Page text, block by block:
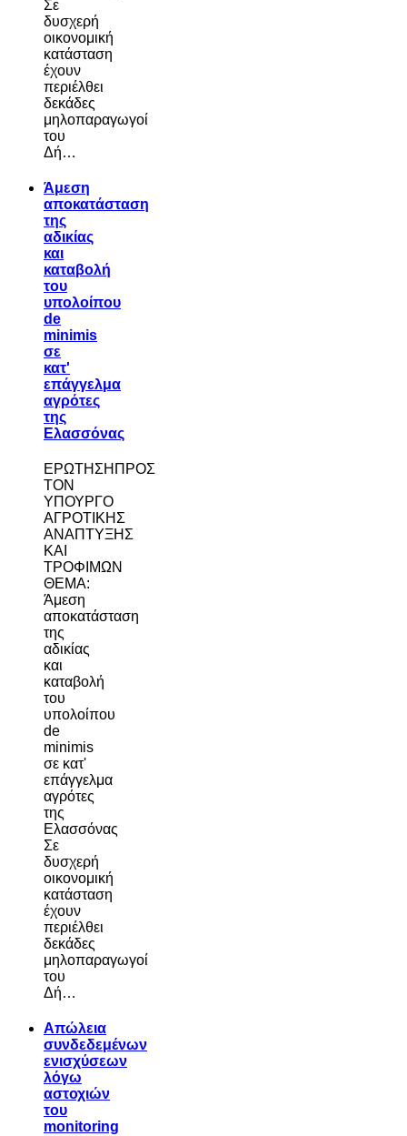
Σε
δυσχερή
οικονομική
κατάσταση
έχουν
περιέλθει
δεκάδες
μηλοπαραγωγοί
του
Δή…
Άμεση
αποκατάσταση
της
αδικίας
και
καταβολή
του
υπολοίπου
de
minimis
σε
κατ'
επάγγελμα
αγρότες
της
Ελασσόνας
ΕΡΩΤΗΣΗΠΡΟΣ
ΤΟΝ
ΥΠΟΥΡΓΟ
ΑΓΡΟΤΙΚΗΣ
ΑΝΑΠΤΥΞΗΣ
ΚΑΙ
ΤΡΟΦΙΜΩΝ
ΘΕΜΑ:
Άμεση
αποκατάσταση
της
αδικίας
και
καταβολή
του
υπολοίπου
de
minimis
σε κατ'
επάγγελμα
αγρότες
της
Ελασσόνας
Σε
δυσχερή
οικονομική
κατάσταση
έχουν
περιέλθει
δεκάδες
μηλοπαραγωγοί
του
Δή…
Απώλεια
συνδεδεμένων
ενισχύσεων
λόγω
αστοχιών
του
monitoring